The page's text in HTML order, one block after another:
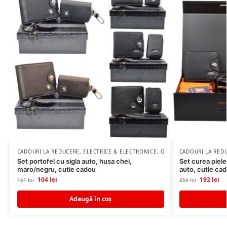
CADOURI LA REDUCERE, ELECTRICE & ELECTRONICE, GADGETURI,IDEI CADOU
Set portofel cu sigla auto, husa chei,
maro/negru, cutie cadou
151lei 104 lei
Adaugă în coș
CADOURI LA
Set curea
auto, cutie
255lei 192 lei